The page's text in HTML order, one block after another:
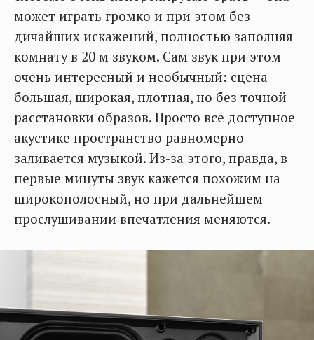
может играть громко и при этом без
дичайших искажений, полностью заполняя
комнату в 20 м звуком. Сам звук при этом
очень интересный и необычный: сцена
большая, широкая, плотная, но без точной
расстановки образов. Просто все доступное
акустике пространство равномерно
заливается музыкой. Из-за этого, правда, в
первые минуты звук кажется похожим на
широкополосный, но при дальнейшем
прослушивании впечатления меняются.